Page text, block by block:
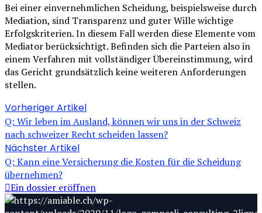
Bei einer einvernehmlichen Scheidung, beispielsweise durch
Mediation, sind Transparenz und guter Wille wichtige
Erfolgskriterien. In diesem Fall werden diese Elemente vom
Mediator berücksichtigt. Befinden sich die Parteien also in
einem Verfahren mit vollständiger Übereinstimmung, wird
das Gericht grundsätzlich keine weiteren Anforderungen
stellen.
Vorheriger Artikel
Q: Wir leben im Ausland, können wir uns in der Schweiz
nach schweizer Recht scheiden lassen?
Nächster Artikel
Q: Kann eine Versicherung die Kosten für die Scheidung
übernehmen?
Ein dossier eröffnen